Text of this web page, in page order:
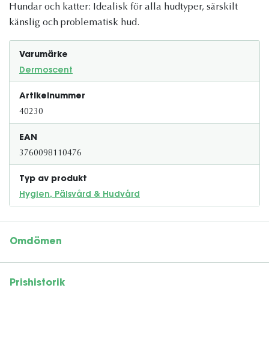
Hundar och katter: Idealisk för alla hudtyper, särskilt
känslig och problematisk hud.
Varumärke
Dermoscent
Artikelnummer
40230
EAN
3760098110476
Typ av produkt
Hygien, Pälsvård & Hudvård
Omdömen
Prishistorik